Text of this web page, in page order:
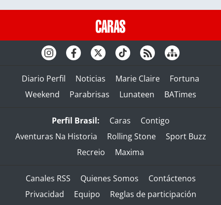
Diario Perfil Noticias Marie Claire
Fortuna
Weekend
Parabrisas Lunateen BATimes
Perfil Brasil: Caras
Contigo
Aventuras Na Historia
Rolling Stone
Sport Buzz
Recreio
Maxima
Canales RSS Quienes Somos
Contáctenos
Privacidad
Equipo
Reglas de participación